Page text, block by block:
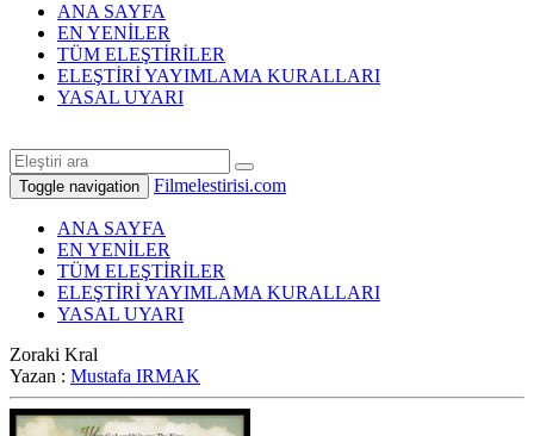
ANA SAYFA
EN YENİLER
TÜM ELEŞTİRİLER
ELEŞTİRİ YAYIMLAMA KURALLARI
YASAL UYARI
Toggle navigation Filmelestirisi.com
ANA SAYFA
EN YENİLER
TÜM ELEŞTİRİLER
ELEŞTİRİ YAYIMLAMA KURALLARI
YASAL UYARI
Zoraki Kral
Yazan : Mustafa IRMAK